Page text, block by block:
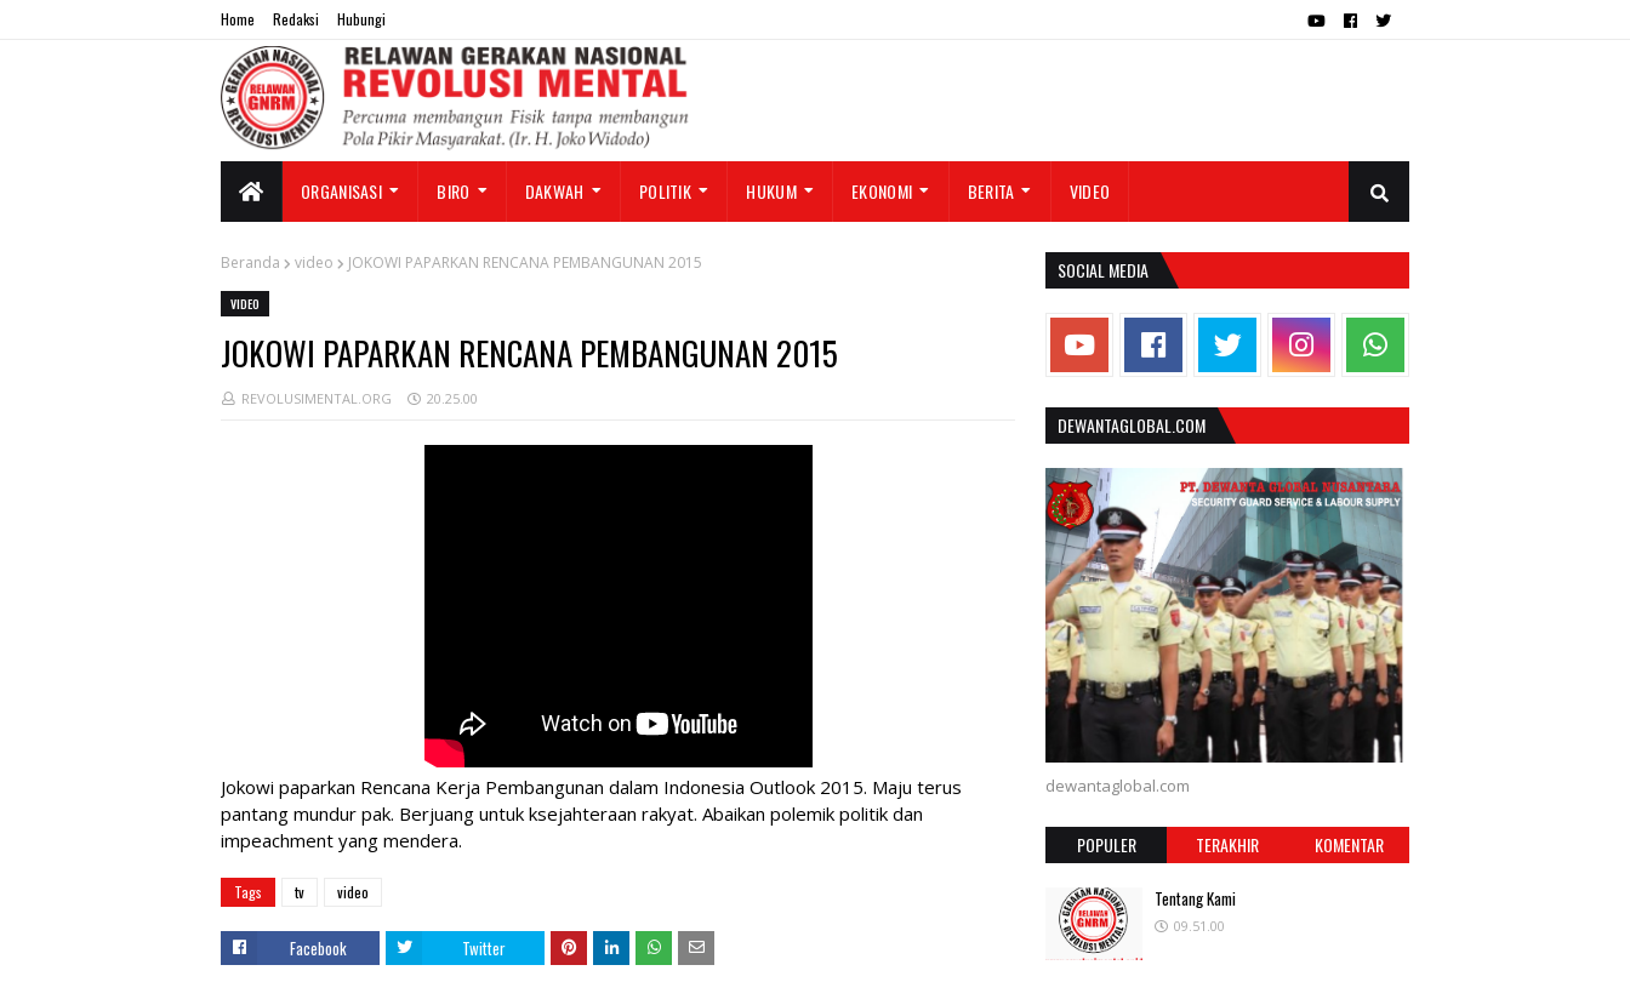
Home Redaksi Hubungi
ORGANISASI BIRO DAKWAH POLITIK HUKUM EKONOMI BERITA VIDEO
Beranda video JOKOWI PAPARKAN RENCANA PEMBANGUNAN 2015
VIDEO
JOKOWI PAPARKAN RENCANA PEMBANGUNAN 2015
REVOLUSIMENTAL.ORG 20.25.00
Jokowi paparkan Rencana Kerja Pembangunan dalam Indonesia Outlook 2015. Maju terus
pantang mundur pak. Berjuang untuk ksejahteraan rakyat. Abaikan polemik politik dan
impeachment yang mendera.
Tags tv video
Facebook Twitter
SOCIAL MEDIA
DEWANTAGLOBAL.COM
dewantaglobal.com
POPULER TERAKHIR KOMENTAR
Tentang Kami
09.51.00